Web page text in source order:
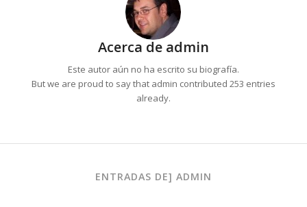
Acerca de admin
Este autor aún no ha escrito su biografía.
But we are proud to say that admin contributed 253 entries
already.
ENTRADAS DE] ADMIN